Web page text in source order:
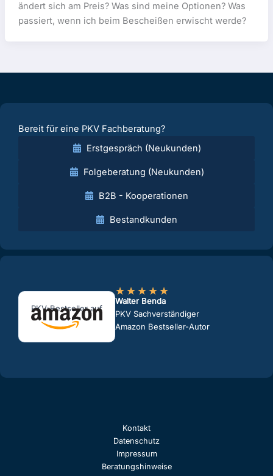
ändert sich am Preis? Was sind meine Optionen? Was
passiert, wenn ich beim Bescheißen erwischt werde?
Bereit für eine PKV Fachberatung?
Erstgespräch (Neukunden)
Folgeberatung (Neukunden)
B2B - Kooperationen
Bestandkunden
PKV-Bestseller auf
★★★★★
Walter Benda
PKV Sachverständiger
Amazon Bestseller-Autor
Kontakt
Datenschutz
Impressum
Beratungshinweise